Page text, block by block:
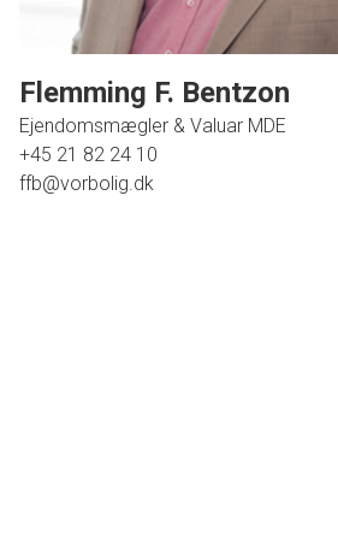
godt foreningsliv, hvilket giver rig
aktiviteter og fællesskab blandt
Flemming F. Bentzon
Ejendomsmægler & Valuar MDE
+45 21 82 24 10
ffb@vorbolig.dk